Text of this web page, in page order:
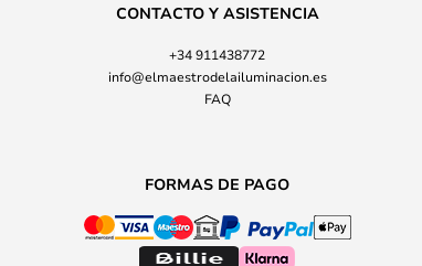
CONTACTO Y ASISTENCIA
+34 911438772
info@elmaestrodelailuminacion.es
FAQ
FORMAS DE PAGO